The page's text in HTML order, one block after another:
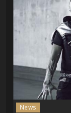
News